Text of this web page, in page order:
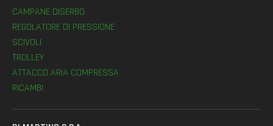
CAMPANE DISERBO
REGOLATORE DI PRESSIONE
SCIVOLI
TROLLEY
ATTACCO ARIA COMPRESSA
RICAMBI